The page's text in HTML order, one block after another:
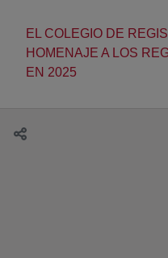
EL COLEGIO DE
HOMENAJE A LOS
EN 2025